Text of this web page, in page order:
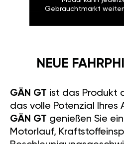
Gebrauchtmarkt
NEUE
GÄN GT ist das Produkt
das volle Potenzial Ihres
GÄN GT genießen Sie
Motorlauf,